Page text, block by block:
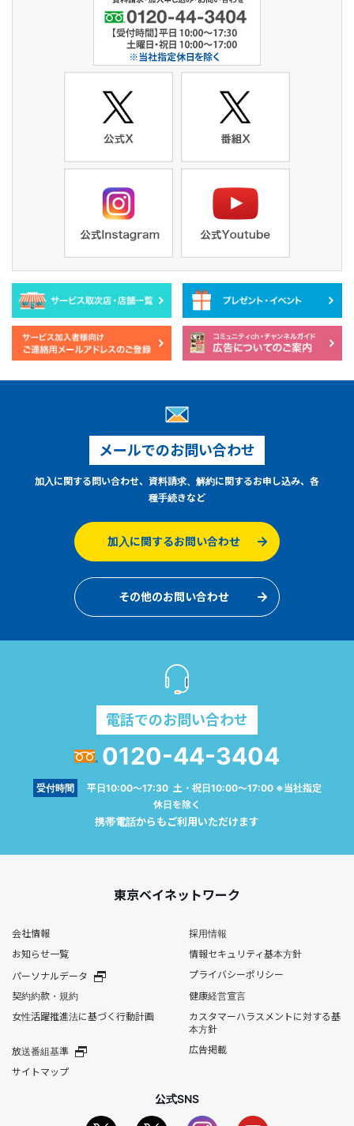
メールでのお問い合わせ
加入に関する問い合わせ、資料請求、解約に関するお申し込み、各
種手続きなど
加入に関するお問い合わせ
その他のお問い合わせ
電話でのお問い合わせ
0120-44-3404
受付時間
平日10:00～17:30 土・祝日10:00～17:00 ※当社指定
休日を除く
携帯電話からもご利用いただけます
東京ベイネットワーク
会社情報
採用情報
お知らせ一覧
情報セキュリティ基本方針
パーソナルデータ
プライバシーポリシー
契約約款・規約
健康経営宣言
女性活躍推進法に基づく行動計画
カスタマーハラスメントに対する基
本方針
放送番組基準
広告掲載
サイトマップ
公式SNS